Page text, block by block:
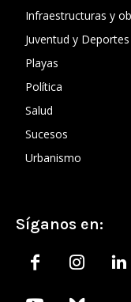
Infraestructuras y
Juventud y Deportes
Playas
Política
Salud
Sucesos
Urbanismo
Síganos en: